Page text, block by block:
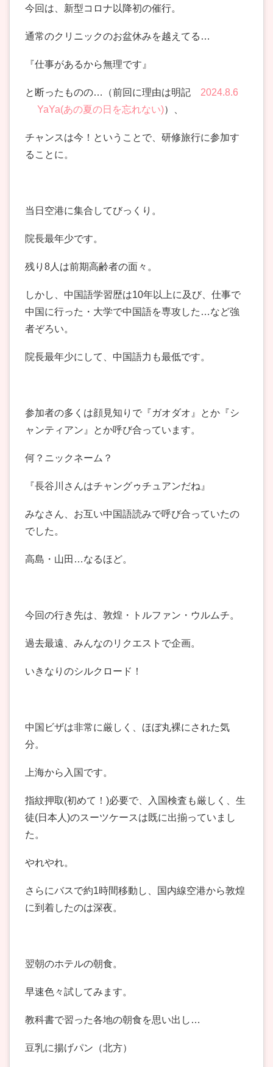
今回は、新型コロナ以降初の催行。
通常のクリニックのお盆休みを越えてる…
『仕事があるから無理です』
と断ったものの…（前回に理由は明記 2024.8.6
YaYa(あの夏の日を忘れない)）、
チャンスは今！ということで、研修旅行に参加す
ることに。
当日空港に集合してびっくり。
院長最年少です。
残り8人は前期高齢者の面々。
しかし、中国語学習歴は10年以上に及び、仕事で
中国に行った・大学で中国語を専攻した…など強
者ぞろい。
院長最年少にして、中国語力も最低です。
参加者の多くは顔見知りで『ガオダオ』とか『シ
ャンティアン』とか呼び合っています。
何？ニックネーム？
『長谷川さんはチャングゥチュアンだね』
みなさん、お互い中国語読みで呼び合っていたの
でした。
高島・山田…なるほど。
今回の行き先は、敦煌・トルファン・ウルムチ。
過去最遠、みんなのリクエストで企画。
いきなりのシルクロード！
中国ビザは非常に厳しく、ほぼ丸裸にされた気
分。
上海から入国です。
指紋押取(初めて！)必要で、入国検査も厳しく、生
徒(日本人)のスーツケースは既に出揃っていまし
た。
やれやれ。
さらにバスで約1時間移動し、国内線空港から敦煌
に到着したのは深夜。
翌朝のホテルの朝食。
早速色々試してみます。
教科書で習った各地の朝食を思い出し…
豆乳に揚げパン（北方）